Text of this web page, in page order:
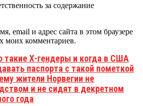
за содержание
email и адрес сайта в этом браузере
моих комментариев.
такие Х-гендеры и когда в США
паспорта с такой пометкой
жители Норвегии не
и не сидят в декретном
года